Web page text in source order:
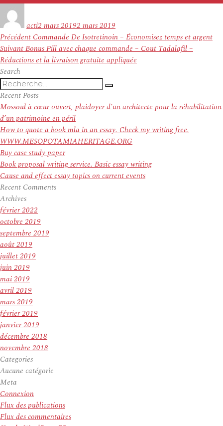
actile
2 mars 20192 mars 2019
Navigation
de
l’article
Précédent Article
précédent :
Commande De Isotretinoin – Économisez temps et argent
SuivantArticle
suivant :
Bonus Pill avec chaque commande – Cout Tadalafil –
Réductions et la livraison gratuite appliquée
Search
Recherche
pour
:
Recherche
Recent Posts
Mossoul à cœur ouvert, plaidoyer d’un architecte pour la réhabilitation
d’un patrimoine en péril
How to quote a book mla in an essay. Check my writing free.
WWW.MESOPOTAMIAHERITAGE.ORG
Buy case study paper
Book proposal writing service. Basic essay writing
Cause and effect essay topics on current events
Recent Comments
Archives
février 2022
octobre 2019
septembre 2019
août 2019
juillet 2019
juin 2019
mai 2019
avril 2019
mars 2019
février 2019
janvier 2019
décembre 2018
novembre 2018
Categories
Aucune catégorie
Meta
Connexion
Flux des publications
Flux des commentaires